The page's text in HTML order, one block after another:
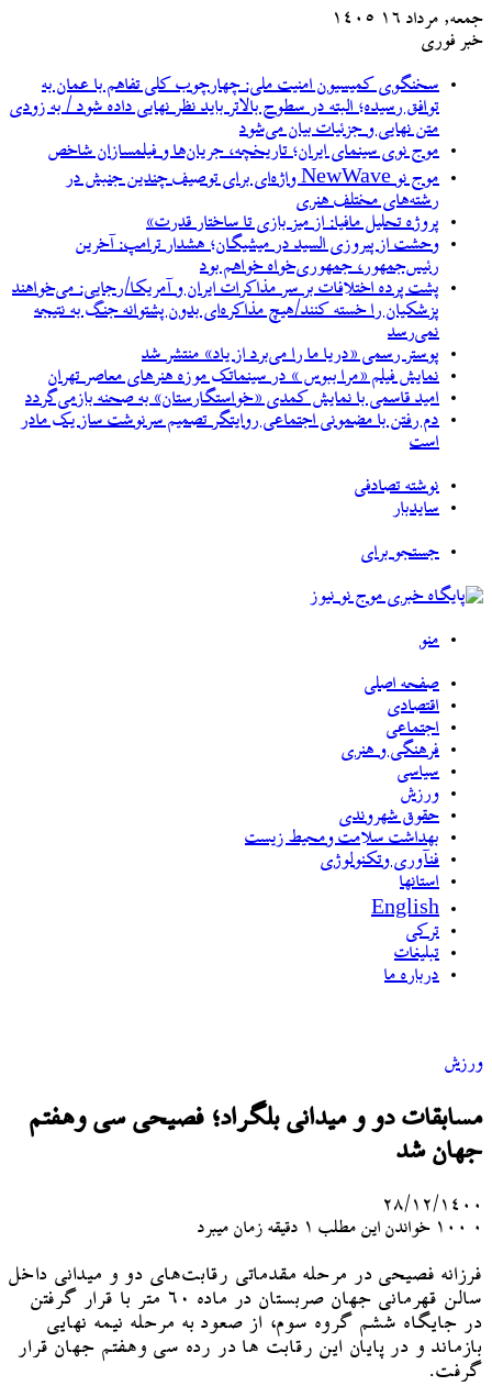
جمعه, مرداد ۱۶ ۱۴۰۵
خبر فوری
سخنگوی کمیسیون امنیت ملی: چهارچوب کلی تفاهم با عمان به
توافق رسیده؛ البته در سطوح بالاتر باید نظر نهایی داده شود / به زودی
متن نهایی و جزئیات بیان می‌شود
موج نوی سینمای ایران؛ تاریخچه، جریان‌ها و فیلمسازان شاخص
موج نو NewWave واژه‌ای برای توصیف چندین جنبش در
رشته‌های مختلف هنری
پروژه تحلیل مافیا: از میز بازی تا ساختار قدرت»
وحشت از پیروزی السید در میشیگان؛ هشدار ترامپ: آخرین
رئیس‌جمهور، جمهوری‌خواه خواهم بود
پشت پرده اختلافات بر سر مذاکرات ایران و آمریکا/رجایی: می‌خواهند
پزشکیان را خسته کنند/هیچ مذاکره‌ای بدون پشتوانه جنگ به نتیجه
نمی‌رسد
پوستر رسمی «دریا ما را می‌برد از یاد» منتشر شد
نمایش فیلم «مرا ببوس » در سینماتک موزه هنرهای معاصر تهران
امید قاسمی با نمایش کمدی «خواستگارستان» به صحنه بازمی‌گردد
دم رفتن با مضمونی اجتماعی روایتگر تصمیم سرنوشت ساز یک مادر
است
نوشته تصادفی
سایدبار
جستجو برای
منو
صفحه اصلی
اقتصادی
اجتماعی
فرهنگی و هنری
سیاسی
ورزش
حقوق شهروندی
بهداشت سلامت ومحیط زیست
فنآوری وتکنولوژی
استانها
English
ترکی
تبلیغات
درباره ما
ورزش
مسابقات دو و میدانی بلگراد؛ فصیحی سی وهفتم
جهان شد
۲۸/۱۲/۱۴۰۰
۰
خواندن این مطلب 1 دقیقه زمان میبرد
فرزانه فصیحی در مرحله مقدماتی رقابت‌های دو و میدانی داخل
سالن قهرمانی جهان صربستان در ماده ۶۰ متر با قرار گرفتن
در جایگاه ششم گروه سوم، از صعود به مرحله نیمه نهایی
بازماند و در پایان این رقابت ها در رده سی وهفتم جهان قرار
گرفت.